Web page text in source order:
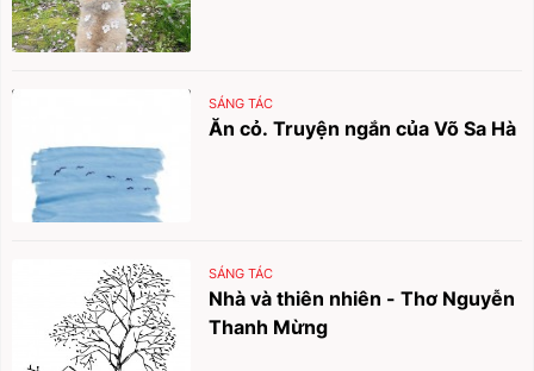
SÁNG TÁC
Ăn cỏ. Truyện ngắn của Võ Sa Hà
SÁNG TÁC
Nhà và thiên nhiên - Thơ Nguyễn
Thanh Mừng